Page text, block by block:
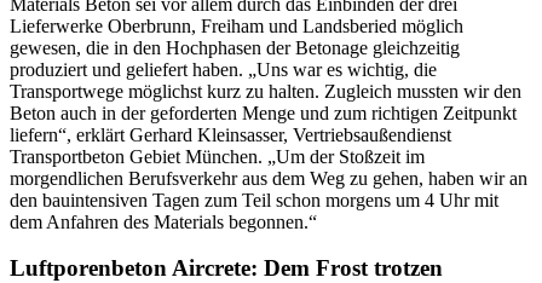
Lieferwerke Oberbrunn, Freiham und Landsberied möglich
gewesen, die in den Hochphasen der Betonage gleichzeitig
produziert und geliefert haben. „Uns war es wichtig, die
Transportwege möglichst kurz zu halten. Zugleich mussten wir den
Beton auch in der geforderten Menge und zum richtigen Zeitpunkt
liefern“, erklärt Gerhard Kleinsasser, Vertriebsaußendienst
Transportbeton Gebiet München. „Um der Stoßzeit im
morgendlichen Berufsverkehr aus dem Weg zu gehen, haben wir an
den bauintensiven Tagen zum Teil schon morgens um 4 Uhr mit
dem Anfahren des Materials begonnen.“
Luftporenbeton Aircrete: Dem Frost trotzen